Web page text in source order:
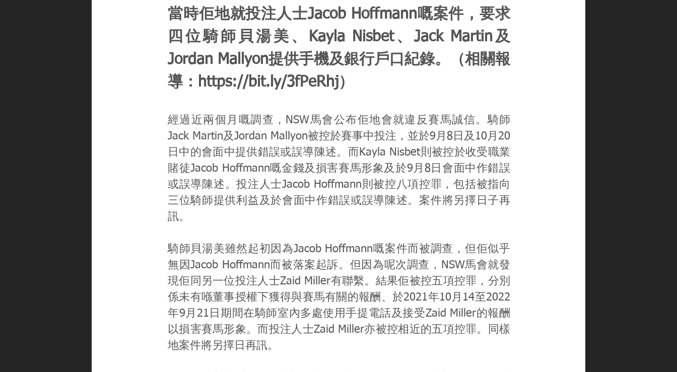
當時佢地就投注人士Jacob Hoffmann嘅案件，要求
四位騎師貝湯美、Kayla Nisbet、Jack Martin及
Jordan Mallyon提供手機及銀行戶口紀錄。（相關報
導： https://bit.ly/3fPeRhj ）
經過近兩個月嘅調查，NSW馬會公布佢地會就違反賽馬誠信。騎師
Jack Martin及Jordan Mallyon被控於賽事中投注，並於9月8日及10月20
日中的會面中提供錯誤或誤導陳述。而Kayla Nisbet則被控於收受職業
賭徒Jacob Hoffmann嘅金錢及損害賽馬形象及於9月8日會面中作錯誤
或誤導陳述。投注人士Jacob Hoffmann則被控八項控罪，包括被指向
三位騎師提供利益及於會面中作錯誤或誤導陳述。案件將另擇日子再
訊。
騎師貝湯美雖然起初因為Jacob Hoffmann嘅案件而被調查，但佢似乎
無因Jacob Hoffmann而被落案起訴。但因為呢次調查，NSW馬會就發
現佢同另一位投注人士Zaid Miller有聯繫。結果佢被控五項控罪，分別
係未有喺董事授權下獲得與賽馬有關的報酬、於2021年10月14至2022
年9月21日期間在騎師室內多處使用手提電話及接受Zaid Miller的報酬
以損害賽馬形象。而投注人士Zaid Miller亦被控相近的五項控罪。同樣
地案件將另擇日再訊。